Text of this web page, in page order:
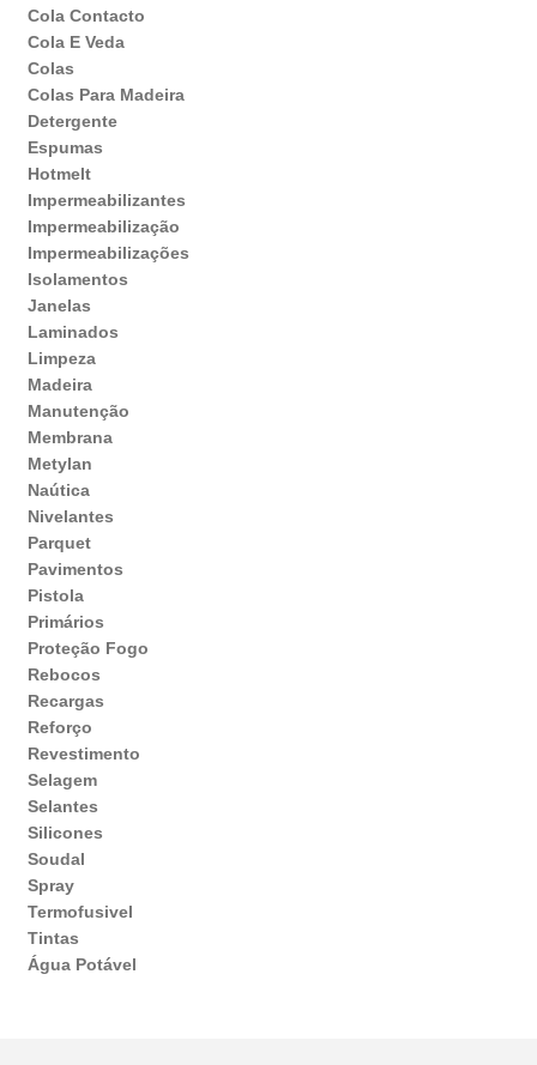
Cola Contacto
Cola E Veda
Colas
Colas Para Madeira
Detergente
Espumas
Hotmelt
Impermeabilizantes
Impermeabilização
Impermeabilizações
Isolamentos
Janelas
Laminados
Limpeza
Madeira
Manutenção
Membrana
Metylan
Naútica
Nivelantes
Parquet
Pavimentos
Pistola
Primários
Proteção Fogo
Rebocos
Recargas
Reforço
Revestimento
Selagem
Selantes
Silicones
Soudal
Spray
Termofusivel
Tintas
Água Potável